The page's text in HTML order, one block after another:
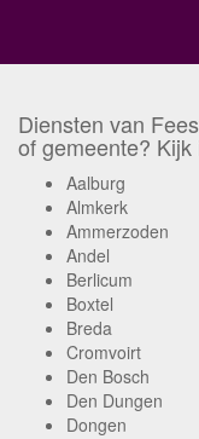
Diensten van
of gemeente?
Aalburg
Almkerk
Ammerzoden
Andel
Berlicum
Boxtel
Breda
Cromvoirt
Den Bosch
Den Dungen
Dongen